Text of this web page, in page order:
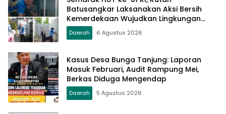
Batusangkar Laksanakan Aksi Bersih
Kemerdekaan Wujudkan Lingkungan
Bersih dan Sehat
Daerah 6 Agustus 2026
Kasus Desa Bunga Tanjung: Laporan
Masuk Februari, Audit Rampung Mei,
Berkas Diduga Mengendap
Daerah 5 Agustus 2026